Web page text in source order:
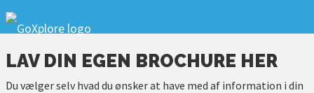
LAV DIN EGEN BROCHURE HER
Du vælger selv hvad du ønsker at have med af information i din